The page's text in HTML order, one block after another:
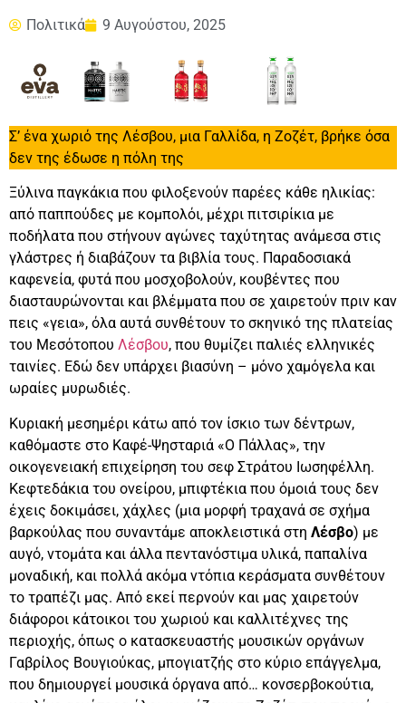
Πολιτικά 9 Αυγούστου, 2025
Σ’ ένα χωριό της Λέσβου, μια Γαλλίδα, η Ζοζέτ, βρήκε όσα
δεν της έδωσε η πόλη της
Ξύλινα παγκάκια που φιλοξενούν παρέες κάθε ηλικίας:
από παππούδες με κομπολόι, μέχρι πιτσιρίκια με
ποδήλατα που στήνουν αγώνες ταχύτητας ανάμεσα στις
γλάστρες ή διαβάζουν τα βιβλία τους. Παραδοσιακά
καφενεία, φυτά που μοσχοβολούν, κουβέντες που
διασταυρώνονται και βλέμματα που σε χαιρετούν πριν καν
πεις «γεια», όλα αυτά συνθέτουν το σκηνικό της πλατείας
του Μεσότοπου Λέσβου, που θυμίζει παλιές ελληνικές
ταινίες. Εδώ δεν υπάρχει βιασύνη – μόνο χαμόγελα και
ωραίες μυρωδιές.
Κυριακή μεσημέρι κάτω από τον ίσκιο των δέντρων,
καθόμαστε στο Καφέ-Ψησταριά «Ο Πάλλας», την
οικογενειακή επιχείρηση του σεφ Στράτου Ιωσηφέλλη.
Κεφτεδάκια του ονείρου, μπιφτέκια που όμοιά τους δεν
έχεις δοκιμάσει, χάχλες (μια μορφή τραχανά σε σχήμα
βαρκούλας που συναντάμε αποκλειστικά στη Λέσβο) με
αυγό, ντομάτα και άλλα πεντανόστιμα υλικά, παπαλίνα
μοναδική, και πολλά ακόμα ντόπια κεράσματα συνθέτουν
το τραπέζι μας. Από εκεί περνούν και μας χαιρετούν
διάφοροι κάτοικοι του χωριού και καλλιτέχνες της
περιοχής, όπως ο κατασκευαστής μουσικών οργάνων
Γαβρίλος Βουγιούκας, μπογιατζής στο κύριο επάγγελμα,
που δημιουργεί μουσικά όργανα από… κονσερβοκούτια,